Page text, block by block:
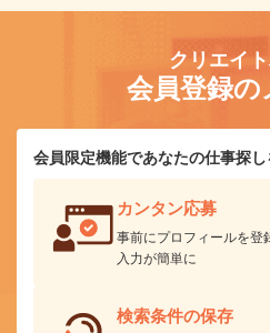
クリエイ
会員登録の
会員限定機能であなたの仕事探し
カンタン応募
事前にプロフィールを登
入力が簡単に
検索条件の保存